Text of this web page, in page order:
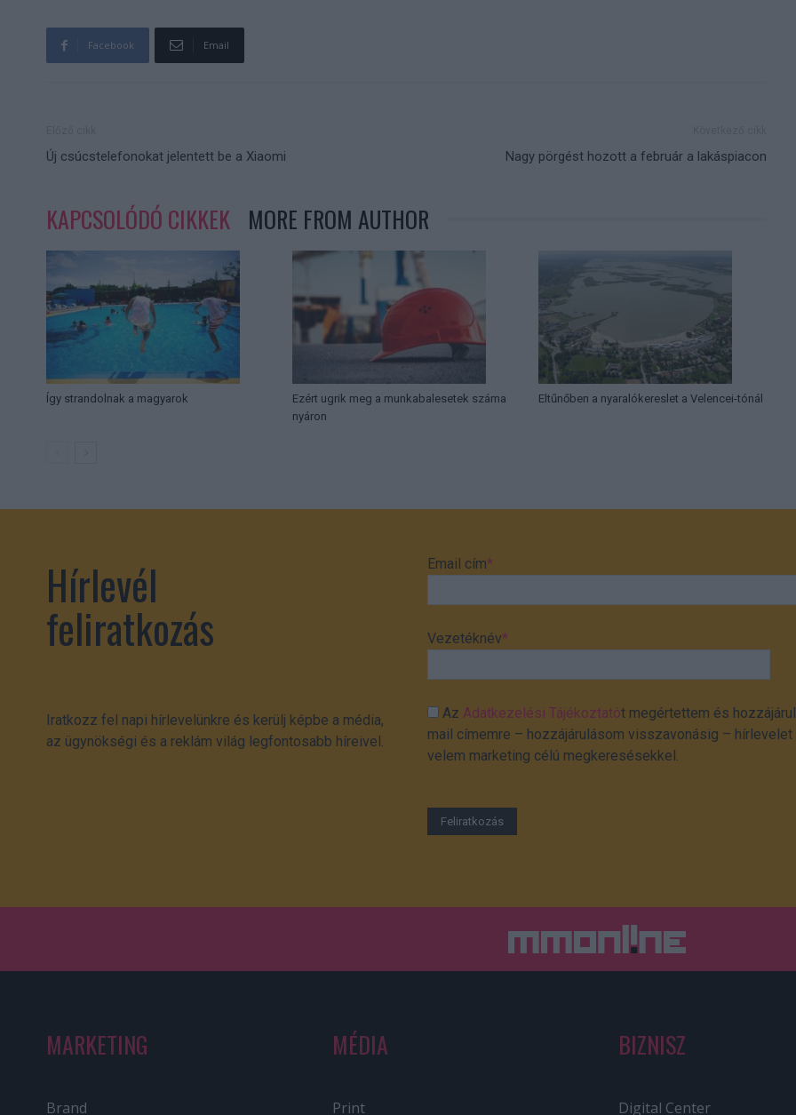
Facebook Email
Új csúcstelefonokat jelentett be a Xiaomi Nagy pörgést hozott a február a lakáspiacon
KAPCSOLÓDÓ CIKKEK MORE FROM AUTHOR
Így strandolnak a magyarok
Ezért ugrik meg a munkabalesetek száma
nyáron
Eltűnőben a nyaralókereslet a Velencei-tónál
Hírlevél
feliratkozás
Iratkozz fel napi hírlevelünkre és kerülj képbe a média,
az ügynökségi és a reklám világ legfontosabb híreivel.
Email cím*
Vezetéknév*
Az Adatkezelési Tájékoztatót megértettem és
mail címemre – hozzájárulásom visszavonásig –
velem marketing célú megkeresésekkel.
MARKETING
Brand
MÉDIA
Print
BIZNISZ
Digital Center